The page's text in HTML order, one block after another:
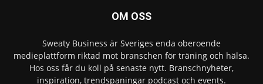
OM OSS
Sweaty Business är Sveriges enda oberoende
medieplattform riktad mot branschen för träning och hälsa.
Hos oss får du koll på senaste nytt. Branschnyheter,
inspiration, trendspaningar podcast och events.